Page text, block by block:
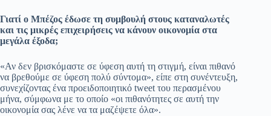
Γιατί ο Μπέζος έδωσε τη συμβουλή στους καταναλωτές
και τις μικρές επιχειρήσεις να κάνουν οικονομία στα
μεγάλα έξοδα;
«Αν δεν βρισκόμαστε σε ύφεση αυτή τη στιγμή, είναι πιθανό
να βρεθούμε σε ύφεση πολύ σύντομα», είπε στη συνέντευξη,
συνεχίζοντας ένα προειδοποιητικό tweet του περασμένου
μήνα, σύμφωνα με το οποίο «οι πιθανότητες σε αυτή την
οικονομία σας λένε να τα μαζέψετε όλα».